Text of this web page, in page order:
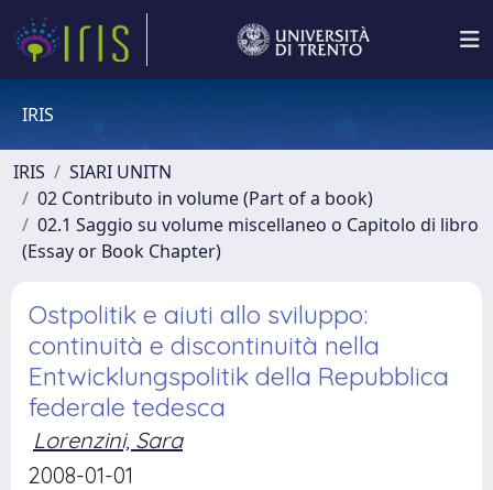
IRIS
IRIS
SIARI UNITN
02 Contributo in volume (Part of a book)
02.1 Saggio su volume miscellaneo o Capitolo di libro
(Essay or Book Chapter)
Ostpolitik e aiuti allo sviluppo:
continuità e discontinuità nella
Entwicklungspolitik della Repubblica
federale tedesca
Lorenzini, Sara
2008-01-01